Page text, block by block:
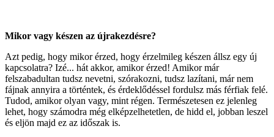
Mikor vagy készen az újrakezdésre?
Azt pedig, hogy mikor érzed, hogy érzelmileg készen állsz egy új
kapcsolatra? Izé... hát akkor, amikor érzed! Amikor már
felszabadultan tudsz nevetni, szórakozni, tudsz lazítani, már nem
fájnak annyira a történtek, és érdeklődéssel fordulsz más férfiak felé.
Tudod, amikor olyan vagy, mint régen. Természetesen ez jelenleg
lehet, hogy számodra még elképzelhetetlen, de hidd el, jobban leszel
és eljön majd ez az időszak is.